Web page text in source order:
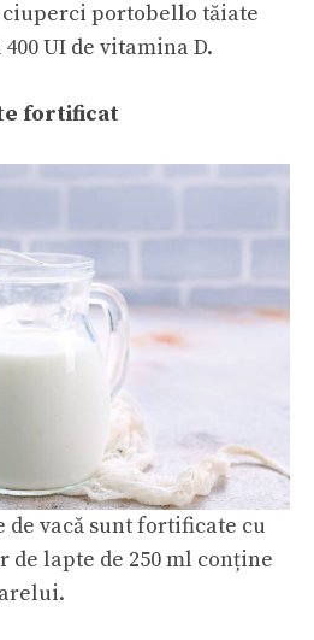
ciuperci portobello tăiate
UI de vitamina D.
fortificat
vacă sunt fortificate cu
de lapte de 250 ml conține